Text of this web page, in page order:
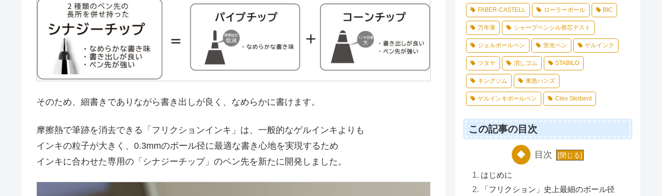
そのため、細書きでありながら書き出しが良く、なめらかに書けます。
摩擦熱で筆跡を消去できる「フリクションインキ」は、一般的なゲルインキよりも
インキの粒子が大きく、0.3mmのボール径に最適な書き心地を実現するため
インキに合わせた専用の「シナジーチップ」のペン先を新たに開発しました。
FABER-CASTELL ローラーボール BIC
万年筆 シャープペンシル替芯テスト
ジェルボールペン 蛍光ペン ゲルインク
ツタヤ 消しゴム STABILO
キングジム 東急ハンズ
ゲルインキボールペン Cleo Skribent
この記事の目次
目次
はじめに
「フリクション」史上最細のボール径